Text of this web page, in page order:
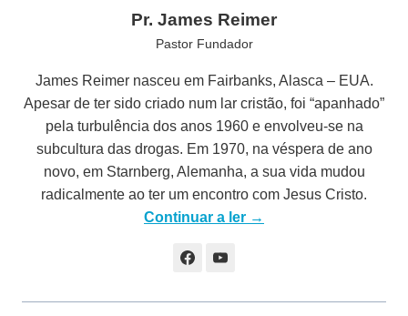
Pr. James Reimer
Pastor Fundador
James Reimer nasceu em Fairbanks, Alasca – EUA.
Apesar de ter sido criado num lar cristão, foi “apanhado”
pela turbulência dos anos 1960 e envolveu-se na
subcultura das drogas. Em 1970, na véspera de ano
novo, em Starnberg, Alemanha, a sua vida mudou
radicalmente ao ter um encontro com Jesus Cristo.
Continuar a ler →